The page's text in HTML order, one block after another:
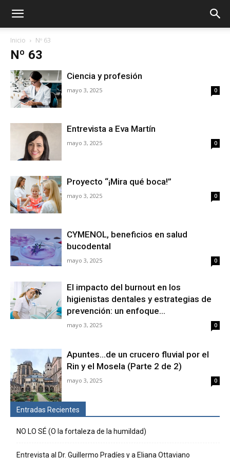
Inicio Nº 63
Nº 63
Ciencia y profesión
mayo 3, 2025 0
Entrevista a Eva Martín
mayo 3, 2025 0
Proyecto “¡Mira qué boca!”
mayo 3, 2025 0
CYMENOL, beneficios en salud
bucodental
mayo 3, 2025 0
El impacto del burnout en los
higienistas dentales y estrategias de
prevención: un enfoque...
mayo 3, 2025 0
Apuntes…de un crucero fluvial por el
Rin y el Mosela (Parte 2 de 2)
mayo 3, 2025 0
Entradas Recientes
NO LO SÉ (O la fortaleza de la humildad)
Entrevista al Dr. Guillermo Pradíes y a Eliana Ottaviano